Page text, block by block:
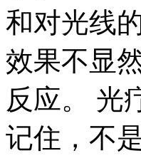
和对光线
效果不显
反应。 光
记住，不